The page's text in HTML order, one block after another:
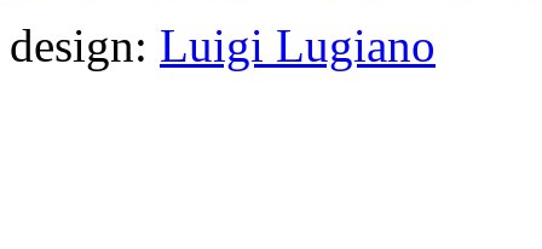
design: Luigi Lugiano